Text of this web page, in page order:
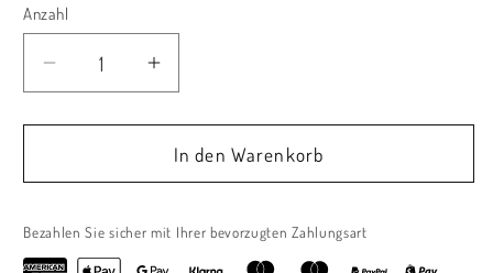
Anzahl
Verringere
die
Menge
ULTIMATE
Bundle
Erhöhe
die
Menge
für
ULTIMATE
Bundle
In den Warenkorb
Bezahlen Sie sicher mit Ihrer bevorzugten Zahlungsart